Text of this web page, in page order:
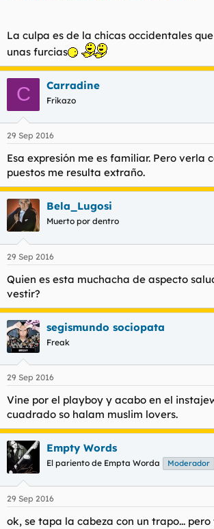
La culpa es de la chicas occidentales
unas furcias
C Carradine
Frikazo
29 Sep 2016
Esa expresión me es familiar. Pero verla
puestos me resulta extraño.
Bela_Lugosi
Muerto por dentro
29 Sep 2016
Quien es esta muchacha de aspecto
vestir?
segismundo sociopata
Freak
29 Sep 2016
Vine por el playboy y acabo en el
cuadrado so halam muslim lovers.
Empty Words
El pariento de Empta Worda Moderador
29 Sep 2016
ok, se tapa la cabeza con un trapo...